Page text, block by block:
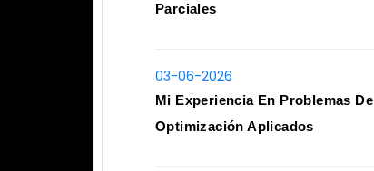
Parciales
03-06-2026
Mi Experiencia En Problemas De
Optimización Aplicados